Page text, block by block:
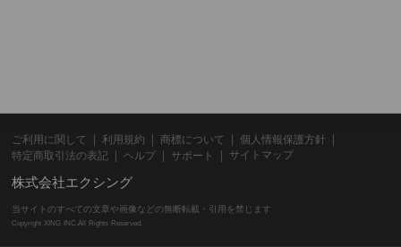
ご利用に関して 利用規約 商標について
個人情報保護方針
特定商取引法の表記
ヘルプ サポート サイトマップ
株式会社エクシング
当サイトのすべての文章や画像などの無断転載・引用を禁じます
Copyright XING INC.All Rights Reserved.